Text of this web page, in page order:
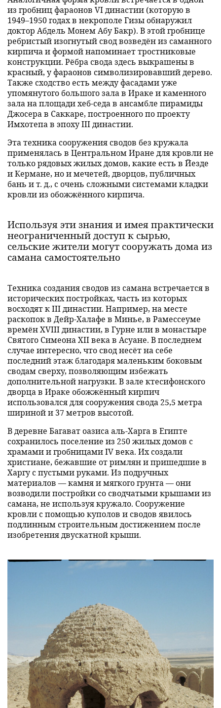
из гробниц фараонов VI династии (которую в
1949–1950 годах в некрополе Гизы обнаружил
доктор Абдель Монем Абу Бакр). В этой гробнице
ребристый изогнутый свод возведён из саманного
кирпича и формой напоминает тростниковые
конструкции. Рёбра свода здесь выкрашены в
красный, у фараонов символизировавший дерево.
Также сходство есть между фасадами уже
упомянутого большого зала в Ираке и каменного
зала на площади хеб-седа в ансамбле пирамиды
Джосера в Саккаре, построенного по проекту
Имхотепа в эпоху III династии.
Эта техника сооружения сводов без кружала
применялась в Центральном Иране для кровли не
только рядовых жилых домов, какие есть в Йезде
и Кермане, но и мечетей, дворцов, публичных
бань и т. д., с очень сложными системами кладки
кровли из обожжённого кирпича.
Используя эти знания и имея практически
неограниченный доступ к сырью,
сельские жители могут сооружать дома из
самана самостоятельно
Техника создания сводов из самана встречается в
исторических постройках, часть из которых
восходят к III династии. Например, на месте
раскопок в Дейр-Халафе в Минье, в Рамессеуме
времён XVIII династии, в Гурне или в монастыре
Святого Симеона XII века в Асуане. В последнем
случае интересно, что свод несёт на себе
последний этаж благодаря маленьким боковым
сводам сверху, позволяющим избежать
дополнительной нагрузки. В зале ктесифонского
дворца в Ираке обожжённый кирпич
использовался для сооружения свода 25,5 метра
шириной и 37 метров высотой.
В деревне Багават оазиса аль-Харга в Египте
сохранилось поселение из 250 жилых домов с
храмами и гробницами IV века. Их создали
христиане, бежавшие от римлян и пришедшие в
Харгу с пустыми руками. Из подручных
материалов — камня и мягкого грунта — они
возводили постройки со сводчатыми крышами из
самана, не используя кружало. Сооружение
кровли с помощью куполов и сводов явилось
подлинным строительным достижением после
изобретения двускатной крыши.